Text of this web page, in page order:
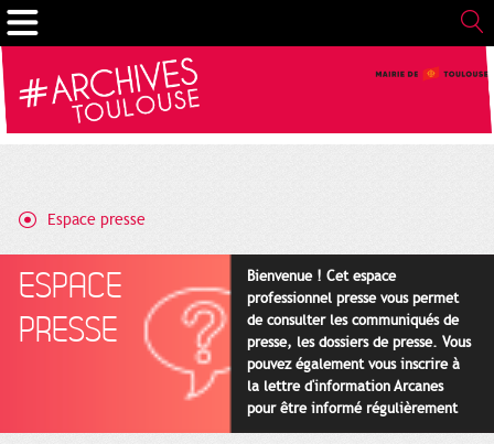
Espace presse
ESPACE
PRESSE
Bienvenue ! Cet espace
professionnel presse vous permet
de consulter les communiqués de
presse, les dossiers de presse. Vous
pouvez également vous inscrire à
la lettre d'information Arcanes
pour être informé régulièrement
des actualités des Archives
Gestion de vos préférences sur les cookies